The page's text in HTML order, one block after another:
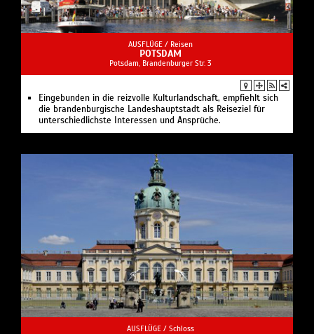
AUSFLÜGE / Reisen
POTSDAM
Potsdam, Brandenburger Str. 3
Eingebunden in die reizvolle Kulturlandschaft, empfiehlt sich
die brandenburgische Landeshauptstadt als Reiseziel für
unterschiedlichste Interessen und Ansprüche.
AUSFLÜGE / Schloss